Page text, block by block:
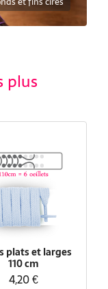
plus
plats et larges
110 cm
4,20 €